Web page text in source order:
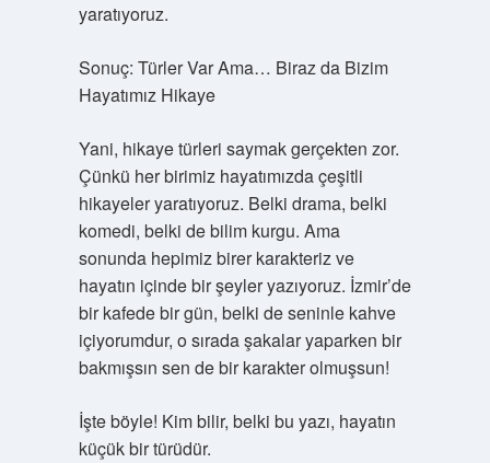
yaratıyoruz.
Sonuç: Türler Var Ama… Biraz da Bizim
Hayatımız Hikaye
Yani, hikaye türleri saymak gerçekten zor.
Çünkü her birimiz hayatımızda çeşitli
hikayeler yaratıyoruz. Belki drama, belki
komedi, belki de bilim kurgu. Ama
sonunda hepimiz birer karakteriz ve
hayatın içinde bir şeyler yazıyoruz. İzmir’de
bir kafede bir gün, belki de seninle kahve
içiyorumdur, o sırada şakalar yaparken bir
bakmışsın sen de bir karakter olmuşsun!
İşte böyle! Kim bilir, belki bu yazı, hayatın
küçük bir türüdür.